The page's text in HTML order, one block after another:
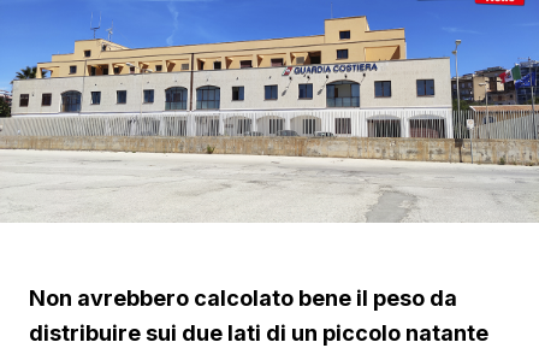
Non avrebbero calcolato bene il peso da
distribuire sui due lati di un piccolo natante